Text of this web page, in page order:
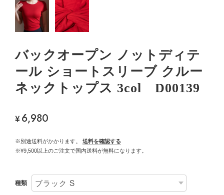
バックオープン ノットディテ
ール ショートスリーブ クルー
ネックトップス 3col D00139
¥6,980
※別途送料がかかります。
送料を確認する
※¥9,500以上のご注文で国内送料が無料になります。
種類